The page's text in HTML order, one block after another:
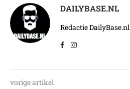
DAILYBASE.NL
Redactie DailyBase.nl
vorige artikel